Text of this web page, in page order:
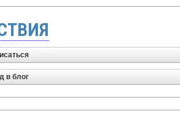
в блог